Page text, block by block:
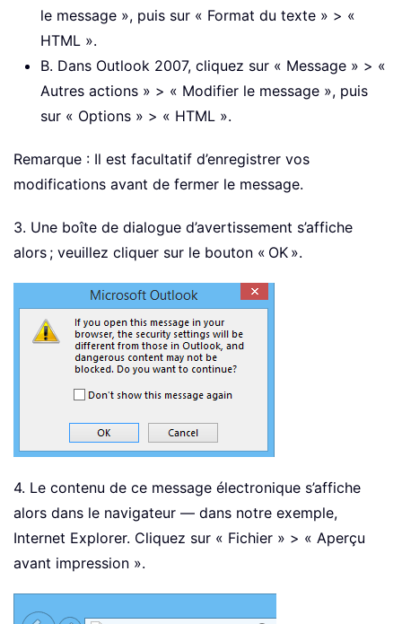
le message », puis sur « Format du texte » > «
HTML ».
B. Dans Outlook 2007, cliquez sur « Message » > «
Autres actions » > « Modifier le message », puis
sur « Options » > « HTML ».
Remarque : Il est facultatif d’enregistrer vos
modifications avant de fermer le message.
3. Une boîte de dialogue d’avertissement s’affiche
alors ; veuillez cliquer sur le bouton « OK ».
4. Le contenu de ce message électronique s’affiche
alors dans le navigateur — dans notre exemple,
Internet Explorer. Cliquez sur « Fichier » > « Aperçu
avant impression ».